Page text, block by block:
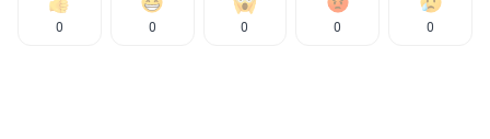
0 0 0 0 0